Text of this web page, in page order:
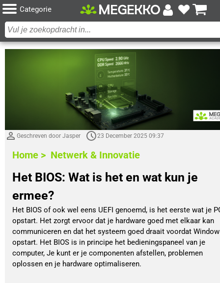
Categorie
Geschreven door Jasper 23 December 2025 09:37
Home > Netwerk & Innovatie
Het BIOS: Wat is het en wat kun je
ermee?
Het BIOS of ook wel eens UEFI genoemd, is het eerste wat je
opstart. Het zorgt ervoor dat je hardware goed met elkaar kan
communiceren en dat het systeem goed draait voordat
opstart. Het BIOS is in principe het bedieningspaneel van je
computer, Je kunt er je componenten afstellen, problemen
oplossen en je hardware optimaliseren.